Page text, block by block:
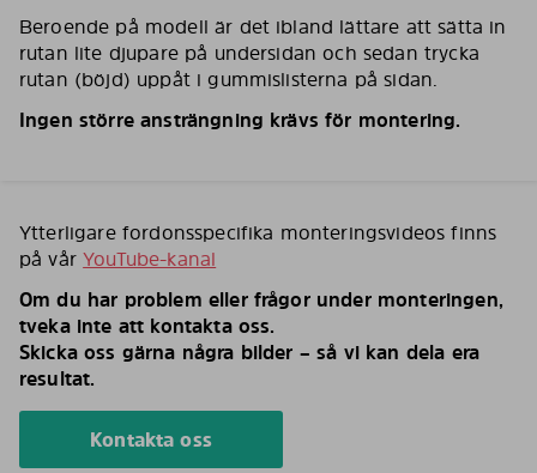
Beroende på modell är det ibland lättare att sätta in
rutan lite djupare på undersidan och sedan trycka
rutan (böjd) uppåt i gummislisterna på sidan.
Ingen större ansträngning krävs för montering.
Ytterligare fordonsspecifika monteringsvideos finns
på vårYouTube-kanal
Om du har problem eller frågor under monteringen,
tveka inte att kontakta oss.
Skicka oss gärna några bilder – så vi kan dela era
resultat.
Kontakta oss